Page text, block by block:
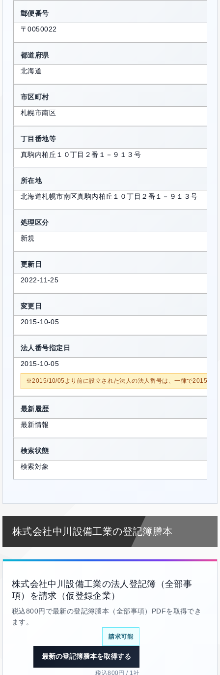
郵便番号
〒0050022
都道府県
北海道
市区町村
札幌市南区
丁目番地等
真駒内柏丘１０丁目２番１－９１３号
所在地
北海道札幌市南区真駒内柏丘１０丁目２番１－９１３号
処理区分
新規
更新日
2022-11-25
変更日
2015-10-05
法人番号指定日
2015-10-05
※2015/10/05より前に設立された法人の法人番号は、一律で2015/10/
最新履歴
最新情報
検索状態
検索対象
株式会社中川設備工業の登記簿謄本
株式会社中川設備工業の法人登記簿（全部事
項）を請求（仮登録企業）
税込800円で最新の登記簿謄本（全部事項）PDFを取得でき
ます。
請求可能
最新の登記簿謄本を取得する
税込800円 / 1社